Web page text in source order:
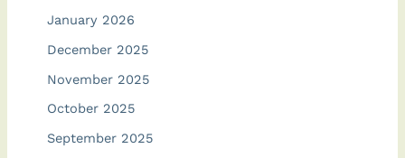
January 2026
December 2025
November 2025
October 2025
September 2025